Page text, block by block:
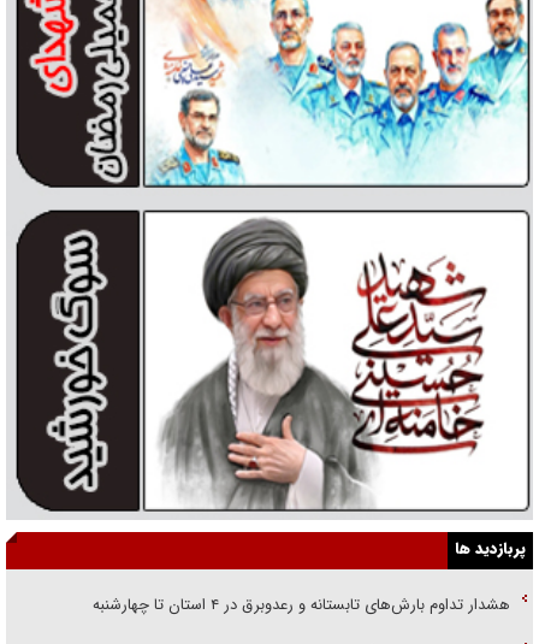
پربازدید ها
هشدار تداوم بارش‌های تابستانه و رعدوبرق در ۴ استان تا چهارشنبه